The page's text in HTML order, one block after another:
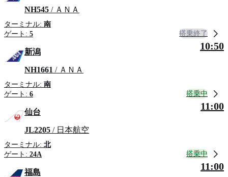
NH545 / ＡＮＡ
ターミナル: 南
ゲート: 5 搭乗終了
新潟
NH1661 / ＡＮＡ
ターミナル: 南
ゲート: 6
10:50
搭乗中
仙台
JL2205 / 日本航空
ターミナル: 北
ゲート: 24A
11:00
搭乗中
福島
11:00